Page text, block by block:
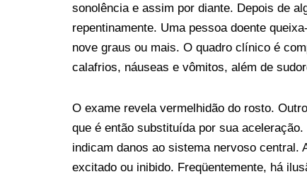
sonolência e assim por diante. Depois de
repentinamente. Uma pessoa doente
nove graus ou mais. O quadro clínico é
calafrios, náuseas e vômitos, além de
O exame revela vermelhidão do rosto.
que é então substituída por sua
indicam danos ao sistema nervoso central.
excitado ou inibido. Freqüentemente, há